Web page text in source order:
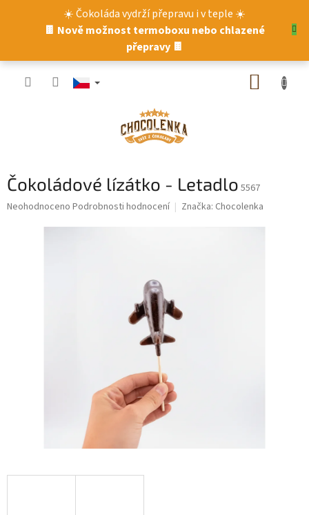
☀️ Čokoláda vydrží přepravu i v teple ☀️
🍫 Nově možnost termoboxu nebo chlazené
přepravy 🍫
Čokoládové lízátko - Letadlo 5567
Průměrné
Neohodnoceno Podrobnosti hodnocení Značka: Chocolenka